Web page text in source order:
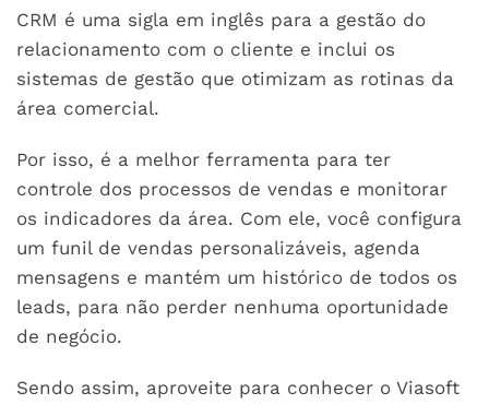
CRM é uma sigla em inglês para a gestão do
relacionamento com o cliente e inclui os
sistemas de gestão que otimizam as rotinas da
área comercial.
Por isso, é a melhor ferramenta para ter
controle dos processos de vendas e monitorar
os indicadores da área. Com ele, você configura
um funil de vendas personalizáveis, agenda
mensagens e mantém um histórico de todos os
leads, para não perder nenhuma oportunidade
de negócio.
Sendo assim, aproveite para conhecer o Viasoft